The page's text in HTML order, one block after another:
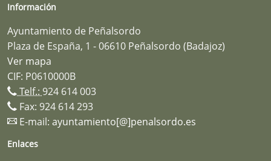
Información
Ayuntamiento de Peñalsordo
Plaza de España, 1 - 06610 Peñalsordo (Badajoz)
Ver mapa
CIF: P0610000B
Telf.: 924 614 003
Fax: 924 614 293
E-mail: ayuntamiento[@]penalsordo.es
Enlaces